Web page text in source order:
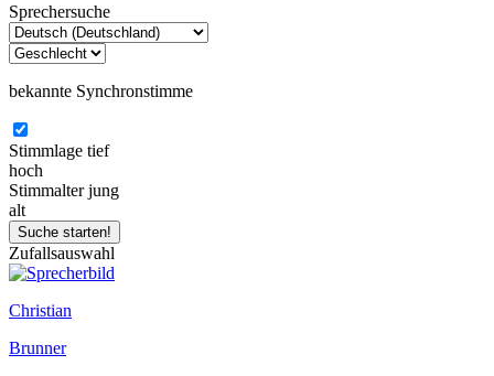
Sprechersuche
bekannte Synchronstimme
Stimmlage tief
hoch
Stimmalter jung
alt
Zufallsauswahl
Christian
Brunner